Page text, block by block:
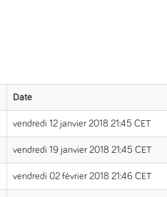
Date
vendredi 12 janvier 2018 21:45 CET
vendredi 19 janvier 2018 21:45 CET
vendredi 02 février 2018 21:46 CET